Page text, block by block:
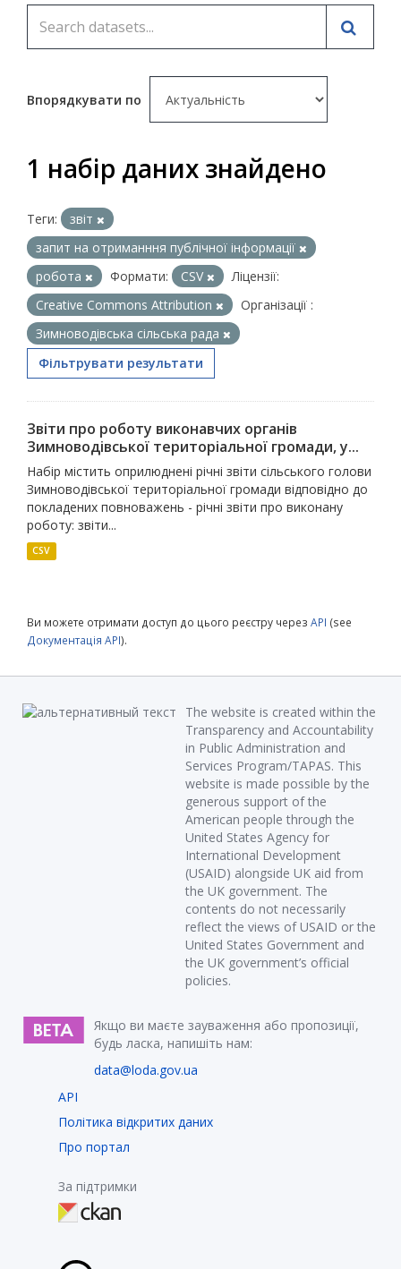
Впорядкувати по
1 набір даних знайдено
Теги:
звіт
запит на отриманння публічної інформації
робота
Формати: CSV
Ліцензії:
Creative Commons Attribution
Організації :
Зимноводівська сільська рада
Фільтрувати результати
Звіти про роботу виконавчих органів
Зимноводівської територіальної громади, у...
Набір містить оприлюднені річні звіти сільського голови
Зимноводівської територіальної громади відповідно до
покладених повноважень - річні звіти про виконану
роботу: звіти...
CSV
Ви можете отримати доступ до цього реєстру через API (see
Документація API).
The website is created within the
Transparency and Accountability
in Public Administration and
Services Program/TAPAS. This
website is made possible by the
generous support of the
American people through the
United States Agency for
International Development
(USAID) alongside UK aid from
the UK government. The
contents do not necessarily
reflect the views of USAID or the
United States Government and
the UK government’s official
policies.
Якщо ви маєте зауваження або пропозиції,
будь ласка, напишіть нам:
data@loda.gov.ua
API
Політика відкритих даних
Про портал
За підтримки